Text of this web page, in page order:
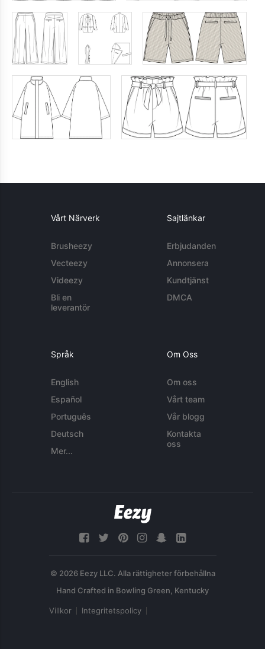
Vårt Närverk
Brusheezy
Vecteezy
Videezy
Bli en
leverantör
Sajtlänkar
Erbjudanden
Annonsera
Kundtjänst
DMCA
Språk
English
Español
Português
Deutsch
Mer...
Om Oss
Om oss
Vårt team
Vår blogg
Kontakta
oss
© 2026 Eezy LLC. Alla rättigheter förbehållna
Villkor Integritetspolicy